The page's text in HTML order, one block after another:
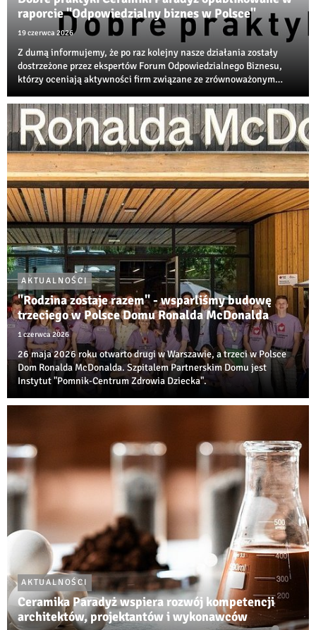
raporcie "Odpowiedzialny biznes w Polsce"
19 czerwca 2026
Z dumą informujemy, że po raz kolejny nasze działania zostały
dostrzeżone przez ekspertów Forum Odpowiedzialnego Biznesu,
którzy oceniają aktywności firm związane ze zrównoważonym
odpowiedzialnością biznesu.
AKTUALNOŚCI
"Rodzina zostaje razem" - wsparliśmy budowę
trzeciego w Polsce Domu Ronalda McDonalda
1 czerwca 2026
26 maja 2026 roku otwarto drugi w Warszawie, a trzeci w Polsce
Dom Ronalda McDonalda. Szpitalem Partnerskim Domu jest
Instytut "Pomnik-Centrum Zdrowia Dziecka".
AKTUALNOŚCI
Ceramika Paradyż wspiera rozwój kompetencji
architektów, projektantów i wykonawców